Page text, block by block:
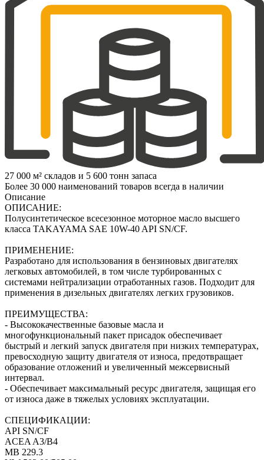
27 000 м² складов и 5 600 тонн запаса
Более 30 000 наименований товаров всегда в наличии
Описание
ОПИСАНИЕ:
Полусинтетическое всесезонное моторное масло высшего
класса TAKAYAMA SAE 10W-40 API SN/CF.
ПРИМЕНЕНИЕ:
Разработано для использования в бензиновых двигателях
легковых автомобилей, в том числе турбированных с
системами нейтрализации отработанных газов. Подходит для
применения в дизельных двигателях легких грузовиков.
ПРЕИМУЩЕСТВА:
- Высококачественные базовые масла и
многофункциональный пакет присадок обеспечивает
быстрый и легкий запуск двигателя при низких температурах,
превосходную защиту двигателя от износа, предотвращает
образование отложений и увеличенный межсервисный
интервал.
- Обеспечивает максимальный ресурс двигателя, защищая его
от износа даже в тяжелых условиях эксплуатации.
СПЕЦИФИКАЦИИ:
API SN/CF
ACEA A3/B4
MB 229.3